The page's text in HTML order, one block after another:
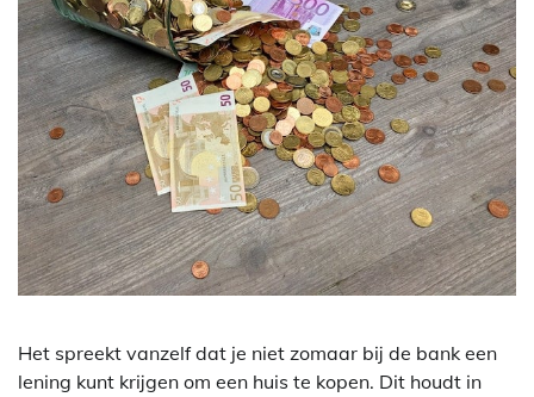
Het spreekt vanzelf dat je niet zomaar bij de bank een
lening kunt krijgen om een huis te kopen. Dit houdt in